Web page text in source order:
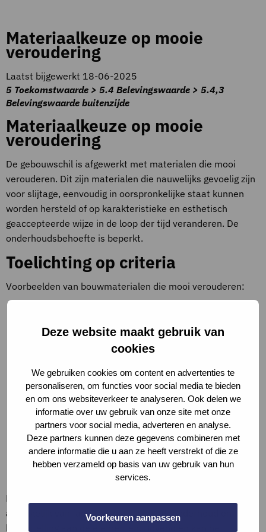
Deze website maakt gebruik van
cookies
We gebruiken cookies om content en advertenties te
personaliseren, om functies voor social media te bieden
en om ons websiteverkeer te analyseren. Ook delen we
informatie over uw gebruik van onze site met onze
partners voor social media, adverteren en analyse.
Deze partners kunnen deze gegevens combineren met
andere informatie die u aan ze heeft verstrekt of die ze
hebben verzameld op basis van uw gebruik van hun
services.
Voorkeuren aanpassen
Materiaalkeuze op mooie
veroudering
Laatst bijgewerkt 18-06-2025
5 Toekomstwaarde > 5.4 Belevingswaarde > 5.4,3
Belevingswaarde buitenzijde
Materiaalkeuze op mooie
veroudering
De gebouwschil is afgewerkt met materialen die mooi
verouderen. Dit zijn materialen die nauwelijks gevoelig zijn
voor slijtage, eenvoudig in oorspronkelijke staat kunnen
worden hersteld of op karakteristieke en esthetisch
geaccepteerde wijze in de loop der tijd veranderen. De
onderhoudsbehoefte is beperkt.
Toelichting op criteria
Voorbeelden van bouwmaterialen die mooi verouderen:
prachtig kan verouderen: Ceder, Eiken, Teak. Hout dat
op de juiste manier wordt behandeld en onderhouden,
kan decennialang meegaan en een warme, natuurlijke
uitstraling behouden.
Metalen: verschillende metalen ontwikkelen unieke
patina’s die hun aantrekkingskracht vergroten: Koper,
Cortenstaal en Zink.
Natuursteen kan op een elegante manier verouderen:
Marmer, Leisteen en Kalksteen
Baksteen is bekend om zijn duurzaamheid en kan mooi
De manier waarop materialen verouderen is sterk
afhankelijk van factoren zoals klimaat, onderhoud en
blootstelling aan de elementen. Bovendien kan het